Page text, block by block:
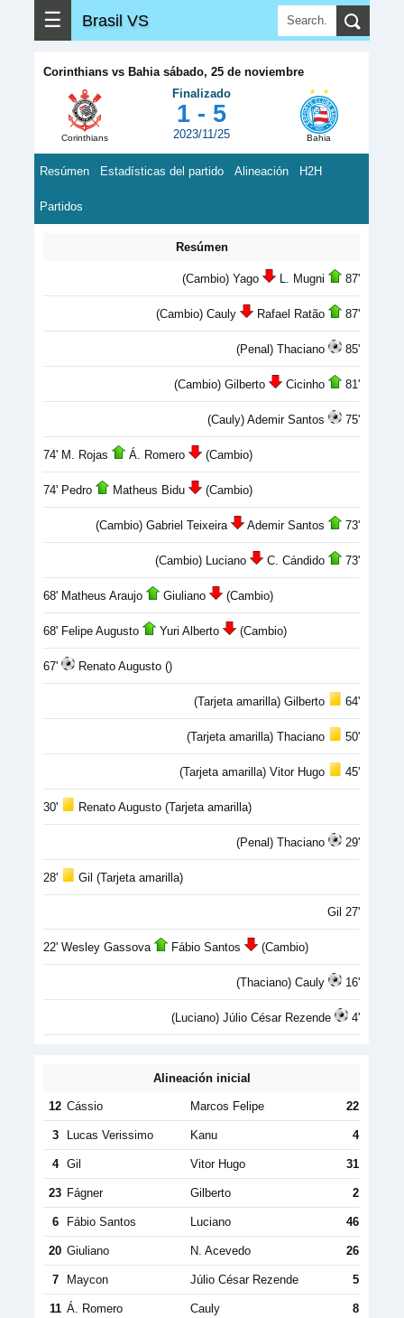
☰ Brasil VS
Corinthians vs Bahia sábado, 25 de noviembre
Corinthians
Finalizado
1 - 5
2023/11/25 Bahia
Resúmen Estadísticas del partido Alineación H2H
Partidos
Resúmen
(Cambio) Yago L. Mugni 87'
(Cambio) Cauly Rafael Ratão 87'
(Penal) Thaciano 85'
(Cambio) Gilberto Cicinho 81'
(Cauly) Ademir Santos 75'
74' M. Rojas Á. Romero (Cambio)
74' Pedro Matheus Bidu (Cambio)
(Cambio) Gabriel Teixeira Ademir Santos 73'
(Cambio) Luciano C. Cándido 73'
68' Matheus Araujo Giuliano (Cambio)
68' Felipe Augusto Yuri Alberto (Cambio)
67' Renato Augusto ()
(Tarjeta amarilla) Gilberto 64'
(Tarjeta amarilla) Thaciano 50'
(Tarjeta amarilla) Vitor Hugo 45'
30' Renato Augusto (Tarjeta amarilla)
(Penal) Thaciano 29'
28' Gil (Tarjeta amarilla)
Gil 27'
22' Wesley Gassova Fábio Santos (Cambio)
(Thaciano) Cauly 16'
(Luciano) Júlio César Rezende 4'
Alineación inicial
12 Cássio Marcos Felipe 22
3 Lucas Verissimo Kanu 4
4 Gil Vitor Hugo 31
23 Fágner Gilberto 2
6 Fábio Santos Luciano 46
20 Giuliano N. Acevedo 26
7 Maycon Júlio César Rezende 5
11 Á. Romero Cauly 8